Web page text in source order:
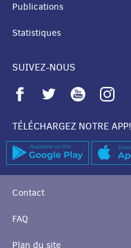
Publications
Statistiques
SUIVEZ-NOUS
TÉLÉCHARGEZ NOTRE APP!
Contact
FAQ
Plan du site